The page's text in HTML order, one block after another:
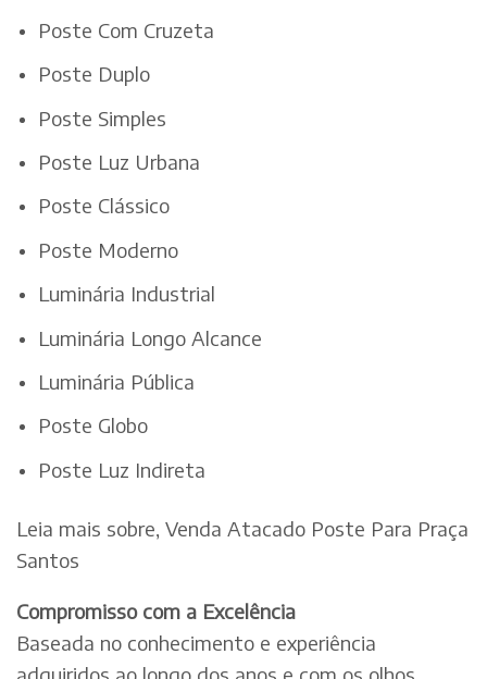
Poste Com Cruzeta
Poste Duplo
Poste Simples
Poste Luz Urbana
Poste Clássico
Poste Moderno
Luminária Industrial
Luminária Longo Alcance
Luminária Pública
Poste Globo
Poste Luz Indireta
Leia mais sobre, Venda Atacado Poste Para Praça
Santos
Compromisso com a Excelência
Baseada no conhecimento e experiência